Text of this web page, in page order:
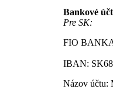
Bankové
Pre SK:
FIO
IBAN: SK68
Názov účtu: